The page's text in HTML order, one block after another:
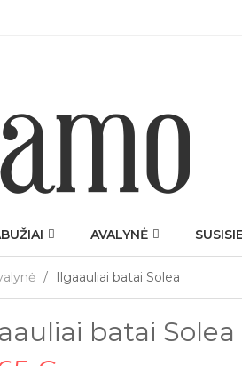
AVALYNĖ
Ilgaauliai batai Solea
batai Solea